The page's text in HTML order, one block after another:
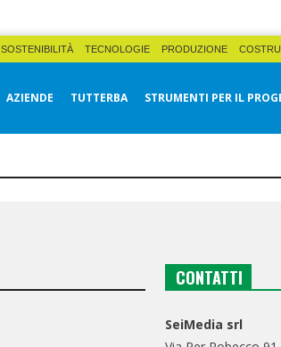
SOSTENIBILITÀ TECNOLOGIE PRODUZIONE
AZIENDE TUTTERBA STRUMENTI PER IL
CONTATTI
SeiMedia srl